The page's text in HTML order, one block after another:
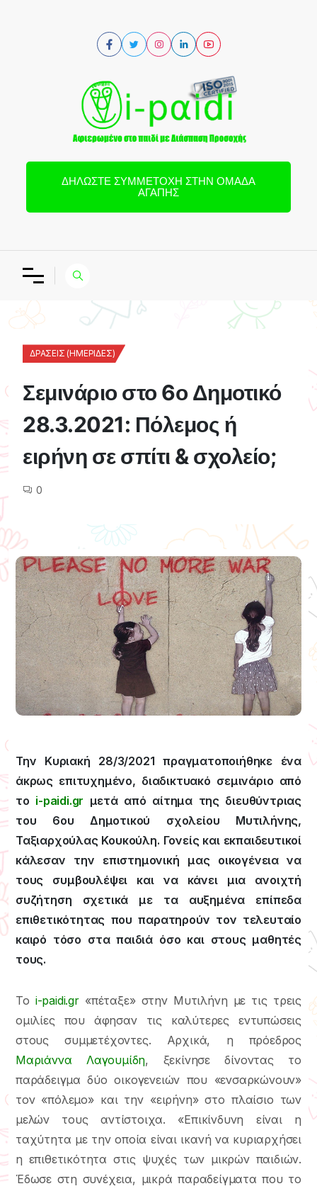
ΔΗΛΏΣΤΕ ΣΥΜΜΕΤΟΧΉ ΣΤΗΝ ΟΜΆΔΑ
ΑΓΆΠΗΣ
ΔΡΆΣΕΙΣ (ΗΜΕΡΊΔΕΣ)
Σεμινάριο στο 6ο Δημοτικό
28.3.2021: Πόλεμος ή
ειρήνη σε σπίτι & σχολείο;
0
Την Κυριακή 28/3/2021 πραγματοποιήθηκε ένα
άκρως επιτυχημένο, διαδικτυακό σεμινάριο από
το i-paidi.gr μετά από αίτημα της διευθύντριας
του 6ου Δημοτικού σχολείου Μυτιλήνης,
Ταξιαρχούλας Κουκούλη. Γονείς και εκπαιδευτικοί
κάλεσαν την επιστημονική μας οικογένεια να
τους συμβουλέψει και να κάνει μια ανοιχτή
συζήτηση σχετικά με τα αυξημένα επίπεδα
επιθετικότητας που παρατηρούν τον τελευταίο
καιρό τόσο στα παιδιά όσο και στους μαθητές
τους.
To i-paidi.gr «πέταξε» στην Μυτιλήνη με τις τρεις
ομιλίες που άφησαν τις καλύτερες εντυπώσεις
στους συμμετέχοντες. Αρχικά, η πρόεδρος
Μαριάννα Λαγουμίδη, ξεκίνησε δίνοντας το
παράδειγμα δύο οικογενειών που «ενσαρκώνουν»
τον «πόλεμο» και την «ειρήνη» στο πλαίσιο των
μελών τους αντίστοιχα. «Επικίνδυνη είναι η
ταχύτητα με την οποία είναι ικανή να κυριαρχήσει
η επιθετικότητα στις ψυχές των μικρών παιδιών.
Έδωσε στη συνέχεια, μικρά παραδείγματα που το